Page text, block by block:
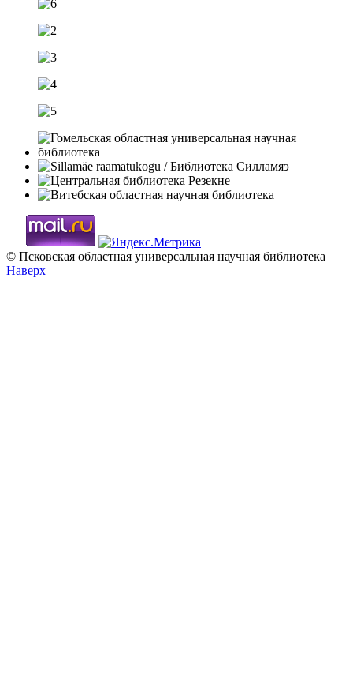
© Псковская областная универсальная научная библиотека
Наверх